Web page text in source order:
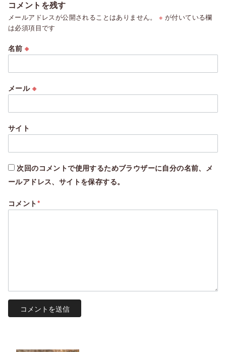
コメントを残す
メールアドレスが公開されることはありません。 ※ が付いている欄
は必須項目です
名前※
メール ※
サイト
次回のコメントで使用するためブラウザーに自分の名前、メ
ールアドレス、サイトを保存する。
コメント*